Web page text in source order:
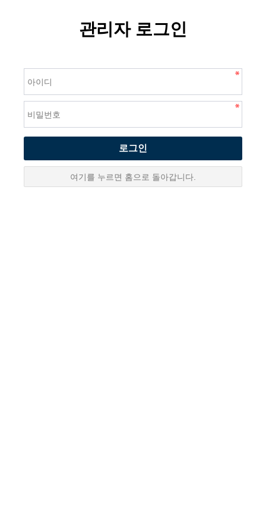
관리자 로그인
로그인
여기를 누르면 홈으로 돌아갑니다.